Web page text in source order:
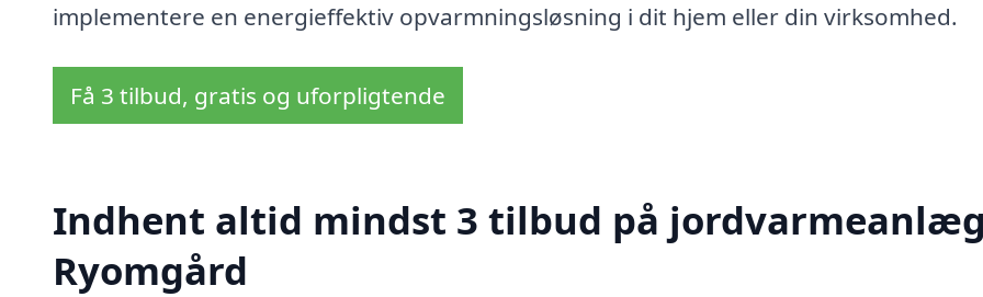
implementere en energieffektiv opvarmningsløsning i dit hjem eller din virksomhed.
Få 3 tilbud, gratis og uforpligtende
Indhent altid mindst 3 tilbud på
Ryomgård